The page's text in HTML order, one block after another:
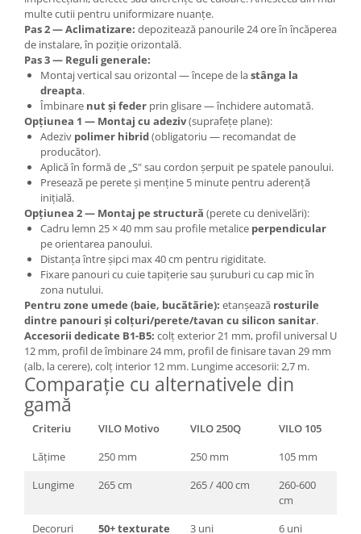
multe cutii pentru uniformizare nuanțe.
Pas 2 — Aclimatizare: depozitează panourile 24 ore în încăperea
de instalare, în poziție orizontală.
Pas 3 — Reguli generale:
Montaj vertical sau orizontal — începe de lastânga la
dreapta.
Îmbinare nut și feder prin glisare — închidere automată.
Opțiunea 1 — Montaj cu adeziv(suprafețe plane):
Adeziv polimer hibrid(obligatoriu — recomandat de
producător).
Aplică în formă de „S" sau cordon șerpuit pe spatele panoului.
Presează pe perete și menține 5 minute pentru aderență
inițială.
Opțiunea 2 — Montaj pe structură (perete cu denivelări):
Cadru lemn 25 × 40 mm sau profile metalice perpendicular
pe orientarea panoului.
Distanța între șipci max 40 cm pentru rigiditate.
Fixare panouri cu cuie tapițerie sau șuruburi cu cap mic în
zona nutului.
Pentru zone umede (baie, bucătărie): etanșează rosturile
dintre panouri și colțuri/perete/tavan cu silicon sanitar.
Accesorii dedicate B1-B5: colț exterior 21 mm, profil universal U
12 mm, profil de îmbinare 24 mm, profil de finisare tavan 29 mm
(alb, la cerere), colț interior 12 mm. Lungime accesorii: 2,7 m.
Comparație cu alternativele din
gamă
Criteriu VILO Motivo VILO 250Q
VILO 105
Lățime
250 mm 250 mm
105 mm
Lungime
265 cm 265 / 400 cm
260-600
cm
Decoruri
50+ texturate
3 uni
6 uni